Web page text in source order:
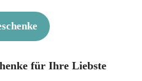
für Ihre Liebste